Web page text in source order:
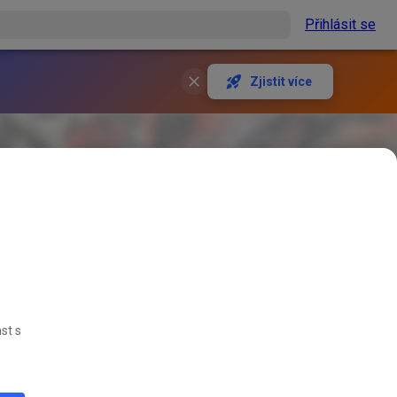
Přihlásit se
Zjistit více
s